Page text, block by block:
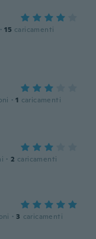
· 15 caricamenti
· 1 caricamenti
· 2 caricamenti
· 3 caricamenti